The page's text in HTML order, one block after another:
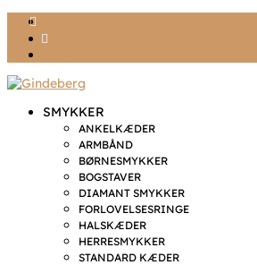
SMYKKER
ANKELKÆDER
ARMBÅND
BØRNESMYKKER
BOGSTAVER
DIAMANT SMYKKER
FORLOVELSESRINGE
HALSKÆDER
HERRESMYKKER
STANDARD KÆDER